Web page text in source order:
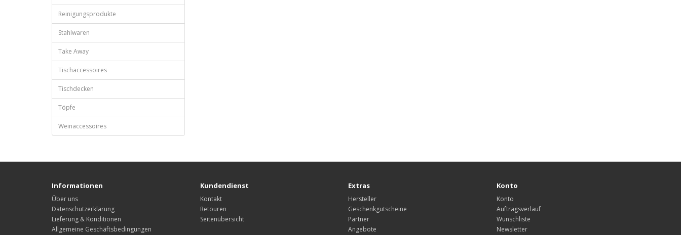
Reinigungsprodukte
Stahlwaren
Take Away
Tischaccessoires
Tischdecken
Töpfe
Weinaccessoires
Informationen
Über uns
Datenschutzerklärung
Lieferung & Konditionen
Allgemeine Geschäftsbedingungen
Kundendienst
Kontakt
Retouren
Seitenübersicht
Extras
Hersteller
Geschenkgutscheine
Partner
Angebote
Konto
Konto
Auftragsverlauf
Wunschliste
Newsletter